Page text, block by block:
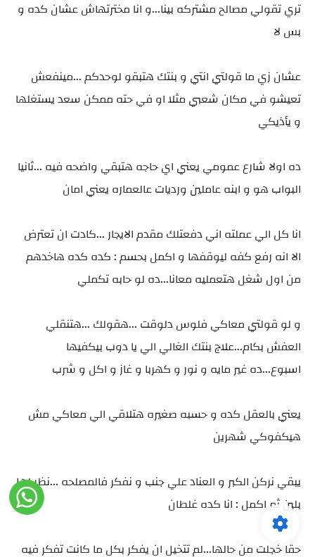
تري تقولي مصالح مشتركه بينا...و انا مخترتهاش عشان كده و
بس لا
عشان زي ما قولتي انتي و بنتك هتبقو لوحدكم ...مينفعش
تعيشو في مكان شعبي مثلا او في حته ممكن سعد يستغلها
و يأذيكي
ده اولا شارع عمومي يعني اي حاجه هتبقي واضحه فيه ...ثانيا
البواب هو و ابنه عاملين ورديات عالعماره يعني امان
انا كل الي عملته اني دفعتلك مقدم الايجار ...كادت ان تعترض
الا انه رفع كفه ليوقفها و اكمل بحسم : كده كده هاخدهم
من اول شغل هتعمليه معانا...ده لو حابه تكملي
و لو قولتي معاكي فلوس دلوقت ...هقولك ...هتنقلي
العفش بكام...علاج بنتك الغالي الي يا دوب بيكفيها
اسبوع...ده غير مايه و نور و كهربا و غاز و اكل و شرب
يعني بالعقل كده و حسبه صغيره هتلاقي الي معاكي مش
هيكفوكي شهرين
يبقي نركن الكبر و العناد علي جنب و نفكر فالمصلحه ...نظر لها
بلين ثم اكمل : انا كده غلطان
حقا خجلت من حالها...لم تتخيل ان يفكر بكل ما كانت تفكر فيه